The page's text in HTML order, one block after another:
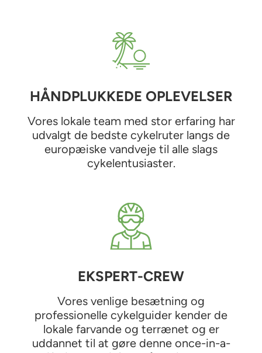
HÅNDPLUKKEDE OPLEVELSER
Vores lokale team med stor erfaring har
udvalgt de bedste cykelruter langs de
europæiske vandveje til alle slags
cykelentusiaster.
EKSPERT-CREW
Vores venlige besætning og
professionelle cykelguider kender de
lokale farvande og terrænet og er
uddannet til at gøre denne once-in-a-